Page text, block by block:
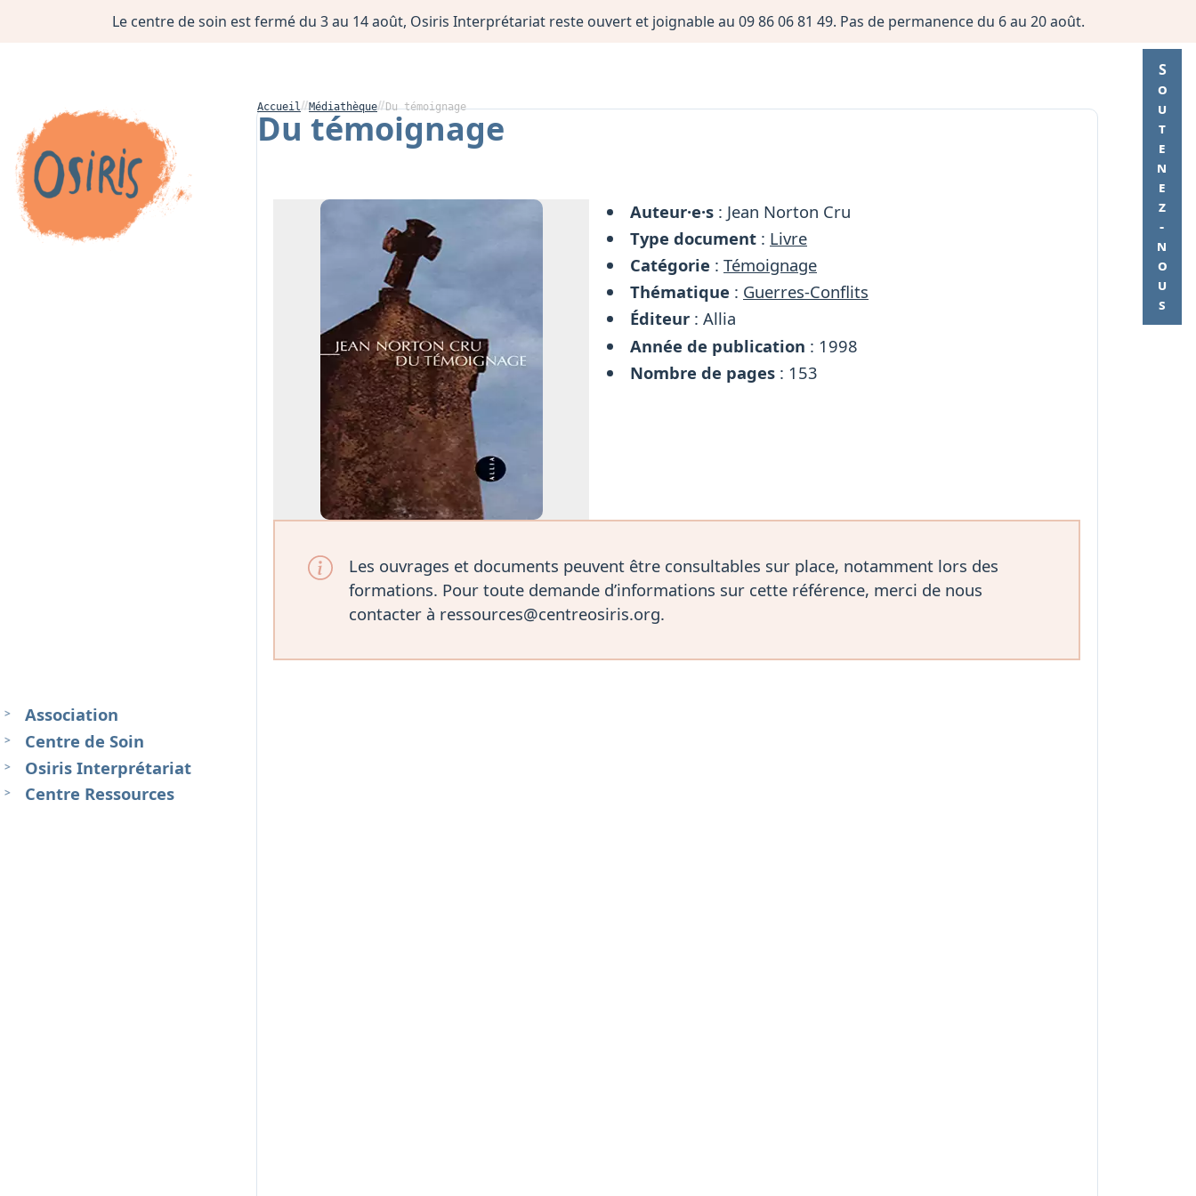
Le centre de soin est fermé du 3 au 14 août, Osiris Interprétariat reste ouvert et joignable au 09 86 06 81 49. Pas de permanence du 6 au 20 août.
Soutenez-nous
Association
Centre de Soin
Osiris Interprétariat
Centre Ressources
Accueil Médiathèque Du témoignage
Du témoignage
Auteur·e·s : Jean Norton Cru
Type document : Livre
Catégorie :Témoignage
Thématique : Guerres-Conflits
Éditeur : Allia
Année de publication : 1998
Nombre de pages : 153
Les ouvrages et documents peuvent être consultables sur place, notamment lors des
formations. Pour toute demande d’informations sur cette référence, merci de nous
contacter à ressources@centreosiris.org.